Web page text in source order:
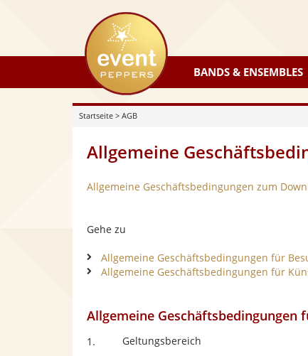
eventpeppers
BANDS & ENSEMBLES
Startseite > AGB
Allgemeine
Allgemeine Geschäftsbedingungen zum
Gehe zu
Allgemeine Geschäftsbedingungen für
Allgemeine Geschäftsbedingungen für
Allgemeine Geschäftsbedingungen
1.
Geltungsbereich